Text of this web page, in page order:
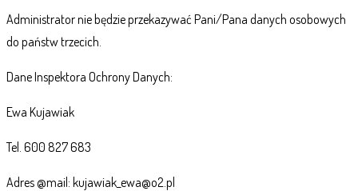
Administrator nie będzie przekazywać Pani/Pana danych osobowych
do państw trzecich.
Dane Inspektora Ochrony Danych:
Ewa Kujawiak
Tel. 600 827 683
Adres @mail: kujawiak_ewa@o2.pl